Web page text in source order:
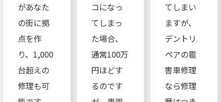
があなた
の街に拠
点を作
り、1,000
台超えの
修理も可
コになっ
てしまっ
た場合、
通常100万
円ほどす
るのです
てしまい
ますが、
デントリ
ペアの雹
害車修理
なら修理